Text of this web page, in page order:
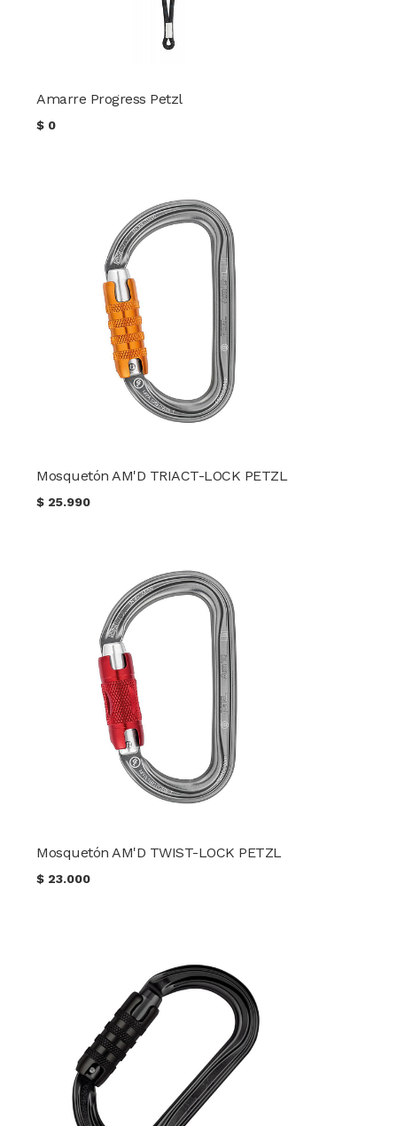
Amarre Progress Petzl
$ 0
Mosquetón AM'D TRIACT-LOCK PETZL
$ 25.990
Mosquetón AM'D TWIST-LOCK PETZL
$ 23.000